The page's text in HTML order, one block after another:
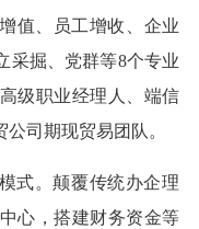
值、员工增收、企业
采掘、党群等8个专业
级职业经理人、端信
司期现贸易团队。
式。颠覆传统办企理
心，搭建财务资金等